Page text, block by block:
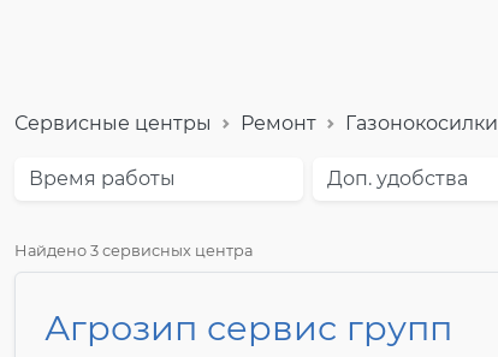
Сервисные центры Ремонт Газонокосилки
Время работы Доп. удобства
Найдено 3 сервисных центра
Агрозип сервис групп